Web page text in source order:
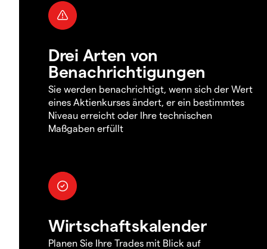
Drei Arten von
Benachrichtigungen
Sie werden benachrichtigt, wenn sich der Wert
eines Aktienkurses ändert, er ein bestimmtes
Niveau erreicht oder Ihre technischen
Maßgaben erfüllt
Wirtschaftskalender
Planen Sie Ihre Trades mit Blick auf